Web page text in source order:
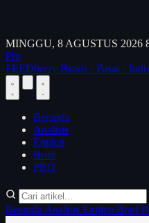
MINGGU, 8 AGUSTUS 2026
Pro
FEEDberry Bisnis · Pasar ·
Beranda
Analisis
Emiten
Brief
PRO
Beranda Analisis Emiten Brief